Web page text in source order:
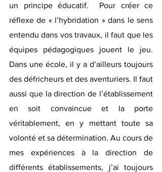
un principe éducatif.  Pour créer ce
réflexe de « l’hybridation » dans le sens
entendu dans vos travaux, il faut que les
équipes pédagogiques jouent le jeu.
Dans une école, il y a d’ailleurs toujours
des défricheurs et des aventuriers. Il faut
aussi que la direction de l’établissement
en soit convaincue et la porte
véritablement, en y mettant toute sa
volonté et sa détermination. Au cours de
mes expériences à la direction de
différents établissements, j’ai toujours